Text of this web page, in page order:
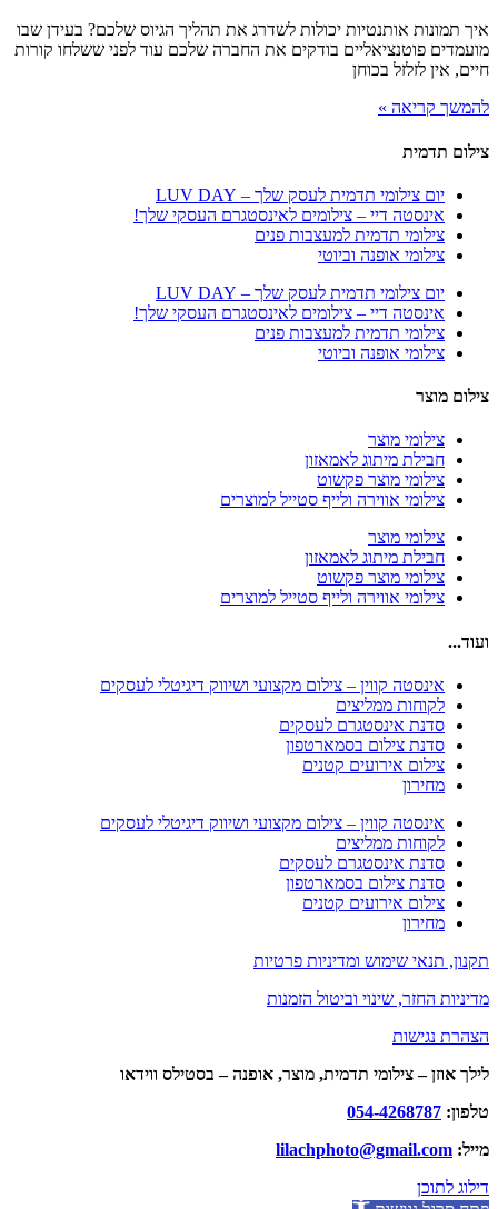
איך תמונות אותנטיות יכולות לשדרג את תהליך הגיוס שלכם? בעידן שבו
מועמדים פוטנציאליים בודקים את החברה שלכם עוד לפני ששלחו קורות
חיים, אין לזלזל בכוחן
להמשך קריאה »
צילום תדמית
יום צילומי תדמית לעסק שלך – LUV DAY
אינסטה דיי – צילומים לאינסטגרם העסקי שלך!
צילומי תדמית למעצבות פנים
צילומי אופנה וביוטי
יום צילומי תדמית לעסק שלך – LUV DAY
אינסטה דיי – צילומים לאינסטגרם העסקי שלך!
צילומי תדמית למעצבות פנים
צילומי אופנה וביוטי
צילום מוצר
צילומי מוצר
חבילת מיתוג לאמאזון‎
צילומי מוצר פקשוט
צילומי אווירה ולייף סטייל למוצרים
צילומי מוצר
חבילת מיתוג לאמאזון‎
צילומי מוצר פקשוט
צילומי אווירה ולייף סטייל למוצרים
ועוד...
אינסטה קווין – צילום מקצועי ושיווק דיגיטלי לעסקים
לקוחות ממליצים
סדנת אינסטגרם לעסקים
סדנת צילום בסמארטפון
צילום אירועים קטנים
מחירון
אינסטה קווין – צילום מקצועי ושיווק דיגיטלי לעסקים
לקוחות ממליצים
סדנת אינסטגרם לעסקים
סדנת צילום בסמארטפון
צילום אירועים קטנים
מחירון
תקנון, תנאי שימוש ומדיניות פרטיות
מדיניות החזר, שינוי וביטול הזמנות
הצהרת נגישות
לילך אוזן – צילומי תדמית, מוצר, אופנה – בסטילס ווידאו
טלפון: 054-4268787
מייל: lilachphoto@gmail.com
דילוג לתוכן